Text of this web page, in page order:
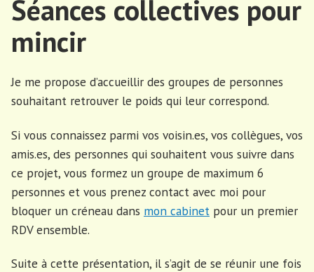
Séances collectives pour
mincir
Je me propose d’accueillir des groupes de personnes
souhaitant retrouver le poids qui leur correspond.
Si vous connaissez parmi vos voisin.es, vos collègues, vos
amis.es, des personnes qui souhaitent vous suivre dans
ce projet, vous formez un groupe de maximum 6
personnes et vous prenez contact avec moi pour
bloquer un créneau dans mon cabinet pour un premier
RDV ensemble.
Suite à cette présentation, il s’agit de se réunir une fois